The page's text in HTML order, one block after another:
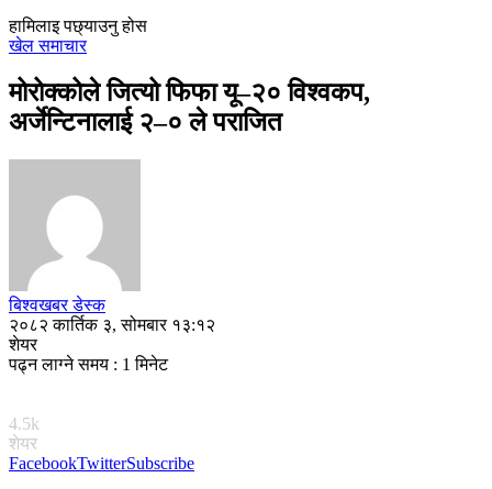
हामिलाइ पछ्याउनु होस
खेल समाचार
मोरोक्कोले जित्यो फिफा यू–२० विश्वकप,
अर्जेन्टिनालाई २–० ले पराजित
बिश्वखबर डेस्क
२०८२ कार्तिक ३, सोमबार १३:१२
शेयर
पढ्न लाग्ने समय : 1 मिनेट
4.5k
शेयर
FacebookTwitterSubscribe